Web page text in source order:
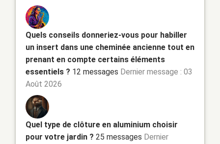
Quels conseils donneriez-vous pour habiller
un insert dans une cheminée ancienne tout en
prenant en compte certains éléments
essentiels ? 12 messages Dernier message : 03
Août 2026
Quel type de clôture en aluminium choisir
pour votre jardin ? 25 messages Dernier